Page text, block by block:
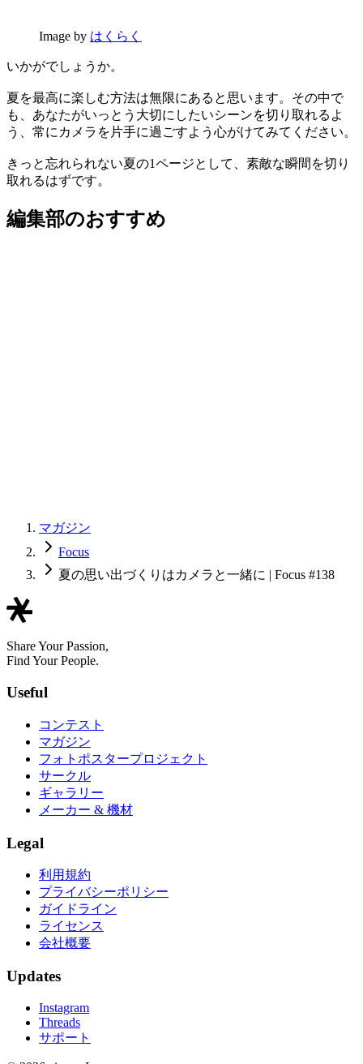
Image by はくらく
いかがでしょうか。
夏を最高に楽しむ方法は無限にあると思います。その中で
も、あなたがいっとう大切にしたいシーンを切り取れるよ
う、常にカメラを片手に過ごすよう心がけてみてください。
きっと忘れられない夏の1ページとして、素敵な瞬間を切り
取れるはずです。
編集部のおすすめ
マガジン
Focus
夏の思い出づくりはカメラと一緒に | Focus #138
Share Your Passion,
Find Your People.
Useful
コンテスト
マガジン
フォトポスタープロジェクト
サークル
ギャラリー
メーカー & 機材
Legal
利用規約
プライバシーポリシー
ガイドライン
ライセンス
会社概要
Updates
Instagram
Threads
サポート